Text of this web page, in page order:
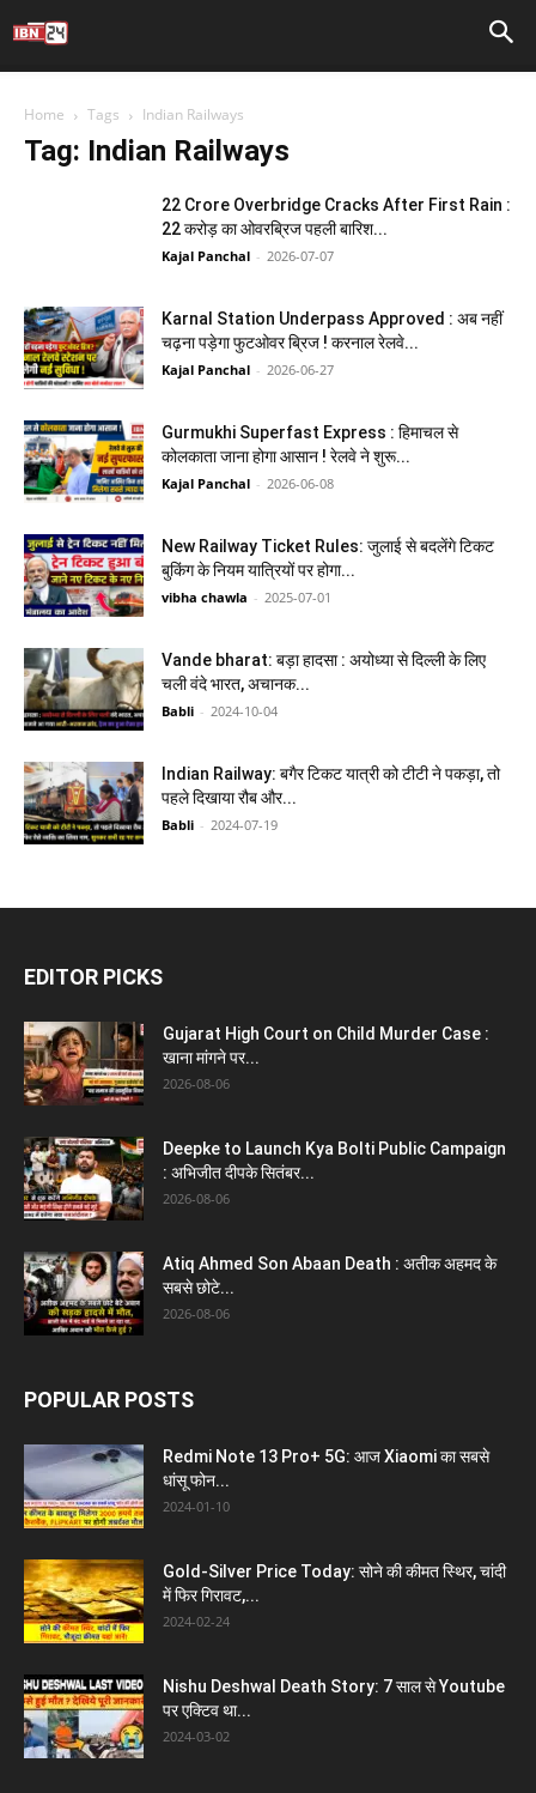
Home Tags Indian Railways
Tag: Indian Railways
22 Crore Overbridge Cracks After First Rain :
22 करोड़ का ओवरब्रिज पहली बारिश...
Kajal Panchal - 2026-07-07
Karnal Station Underpass Approved : अब नहीं
चढ़ना पड़ेगा फुटओवर ब्रिज ! करनाल रेलवे...
Kajal Panchal - 2026-06-27
Gurmukhi Superfast Express : हिमाचल से
कोलकाता जाना होगा आसान ! रेलवे ने शुरू...
Kajal Panchal - 2026-06-08
New Railway Ticket Rules: जुलाई से बदलेंगे टिकट
बुकिंग के नियम यात्रियों पर होगा...
vibha chawla - 2025-07-01
Vande bharat: बड़ा हादसा : अयोध्या से दिल्ली के लिए
चली वंदे भारत, अचानक...
Babli - 2024-10-04
Indian Railway: बगैर टिकट यात्री को टीटी ने पकड़ा, तो
पहले दिखाया रौब और...
Babli - 2024-07-19
EDITOR PICKS
Gujarat High Court on Child Murder Case :
खाना मांगने पर...
2026-08-06
Deepke to Launch Kya Bolti Public Campaign
: अभिजीत दीपके सितंबर...
2026-08-06
Atiq Ahmed Son Abaan Death : अतीक अहमद के
सबसे छोटे...
2026-08-06
POPULAR POSTS
Redmi Note 13 Pro+ 5G: आज Xiaomi का सबसे
धांसू फोन...
2024-01-10
Gold-Silver Price Today: सोने की कीमत स्थिर, चांदी
में फिर गिरावट,...
2024-02-24
Nishu Deshwal Death Story: 7 साल से Youtube
पर एक्टिव था...
2024-03-02